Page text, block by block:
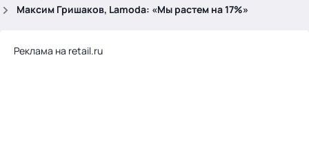
Максим Гришаков, Lamoda: «Мы растем на 17%»
Реклама на retail.ru